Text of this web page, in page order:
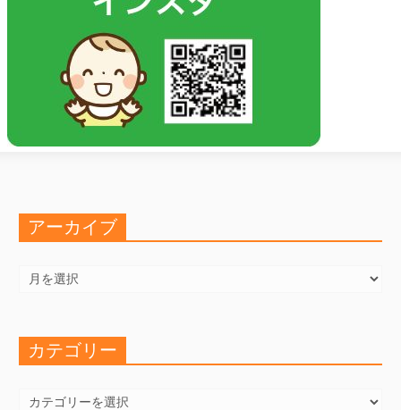
アーカイブ
カ
カテゴリー